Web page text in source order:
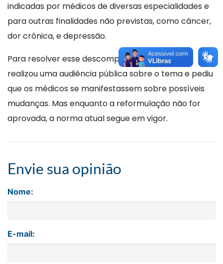
indicadas por médicos de diversas especialidades e
para outras finalidades não previstas, como câncer,
dor crônica, e depressão.
Para resolver esse descompasso, o conselho
realizou uma audiência pública sobre o tema e pediu
que os médicos se manifestassem sobre possíveis
mudanças. Mas enquanto a reformulação não for
aprovada, a norma atual segue em vigor.
Envie sua opinião
Nome:
E-mail: